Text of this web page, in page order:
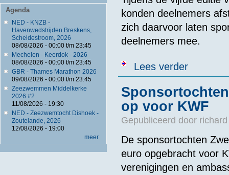
Agenda
NED - KNZB -
Havenwedstrijden Breskens,
Scheldestroom, 2026
08/08/2026 - 00:00t/m 23:45
Mechelen - Keerdok - 2026
08/08/2026 - 00:00t/m 23:45
GBR - Thames Marathon 2026
09/08/2026 - 00:00t/m 23:45
Zeezwemmen Middelkerke
2026 #2
11/08/2026 - 19:30
NED - Zeezwemtocht Dishoek -
Zoutelande, 2026
12/08/2026 - 19:00
meer
konden deelnemers
zich daarvoor laten
deelnemers mee.
Lees verderover
op voor KWF
Gepubliceerd door
De sponsortochten
euro opgebracht voor
verenigingen en